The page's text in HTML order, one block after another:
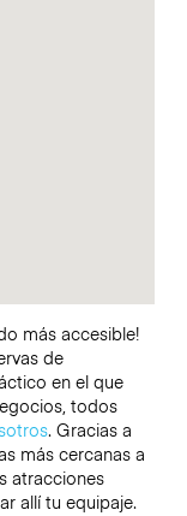
más accesible!
de
en el que
todos
. Gracias a
más cercanas a
atracciones
allí tu equipaje.